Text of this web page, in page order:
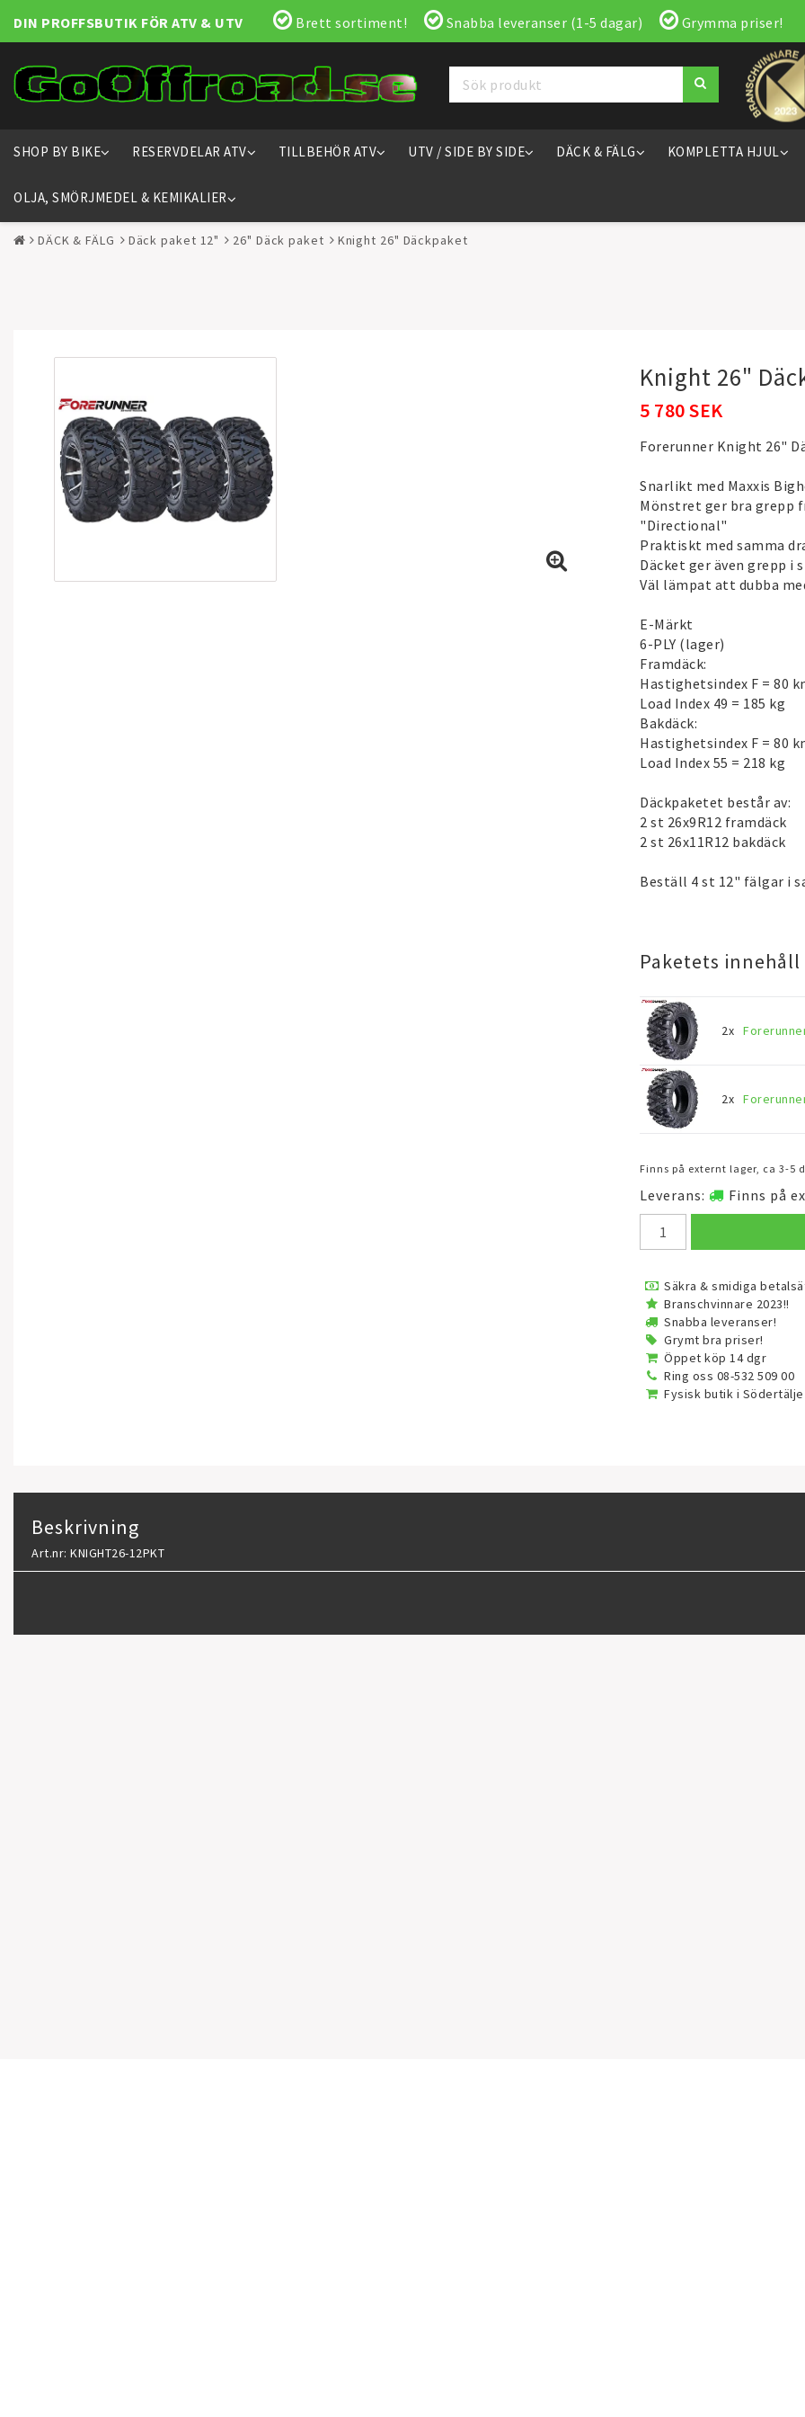
DIN PROFFSBUTIK FÖR ATV & UTV Brett sortiment! Snabba leveranser (1-5 dagar) Grymma priser!
SHOP BY BIKE RESERVDELAR ATV TILLBEHÖR ATV UTV / SIDE BY SIDE DÄCK & FÄLG KOMPLETTA HJUL
OLJA, SMÖRJMEDEL & KEMIKALIER
DÄCK & FÄLG Däck paket 12" 26" Däck paket Knight 26" Däckpaket
Knight 26"
5 780 SEK
Forerunner Knight 26"
Snarlikt med Maxxis
Mönstret ger bra grepp
"Directional"
Praktiskt med samma
Däcket ger även grepp i
Väl lämpat att dubba
E-Märkt
6-PLY (lager)
Framdäck:
Hastighetsindex F = 80
Load Index 49 = 185 kg
Bakdäck:
Hastighetsindex F = 80
Load Index 55 = 218 kg
Däckpaketet består av:
2 st 26x9R12 framdäck
2 st 26x11R12 bakdäck
Beställ 4 st 12" fälgar i
Paketets innehåll
2x
2x
Finns på externt lager, ca 3-5
Leverans: Finns på
Säkra & smidiga
Branschvinnare 2023!!
Snabba leveranser!
Grymt bra priser!
Öppet köp 14 dgr
Ring oss 08-532 509 00
Fysisk butik i Södertälje
Beskrivning
Art.nr: KNIGHT26-12PKT